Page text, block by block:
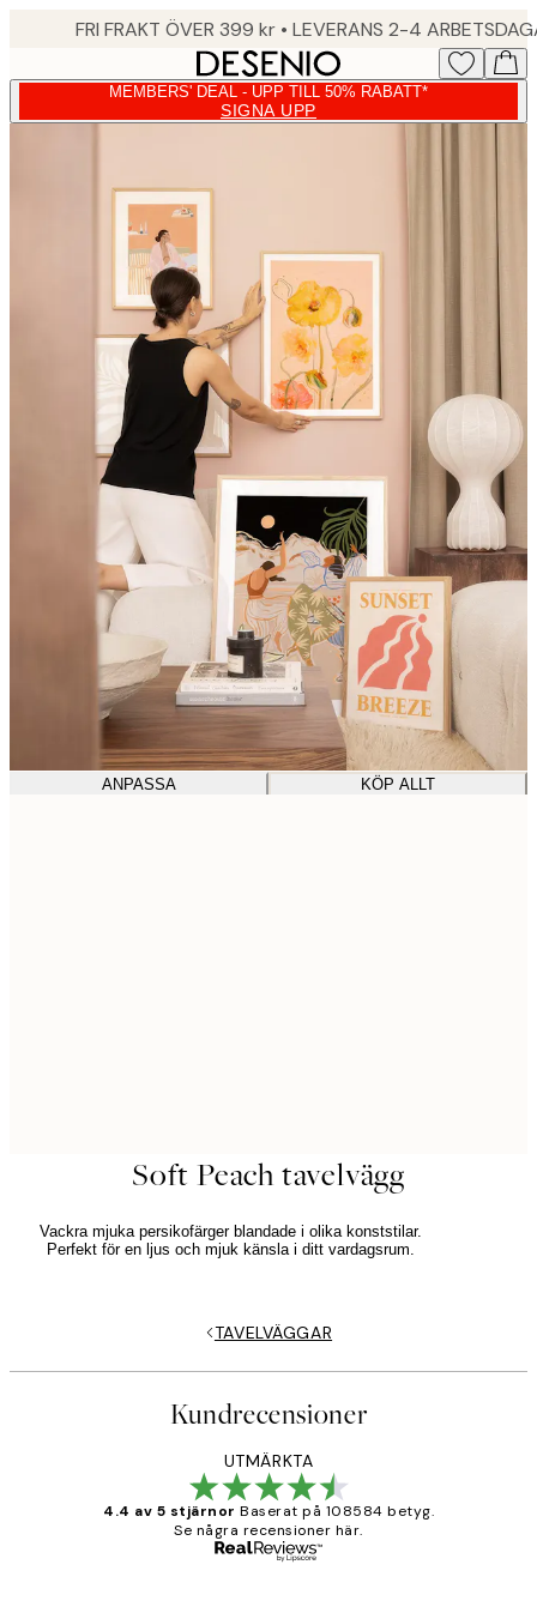
FRI FRAKT ÖVER 399 kr • LEVERANS 2-4
MEMBERS' DEAL - UPP TILL 50% RABATT*
SIGNA UPP
ANPASSA KÖP ALLT
Soft Peach tavelvägg
Vackra mjuka persikofärger blandade i olika konststilar.
Perfekt för en ljus och mjuk känsla i ditt vardagsrum.
TAVELVÄGGAR
Kundrecensioner
UTMÄRKTA
4.4 av 5 stjärnor Baserat på 108584 betyg.
Se några recensioner här.